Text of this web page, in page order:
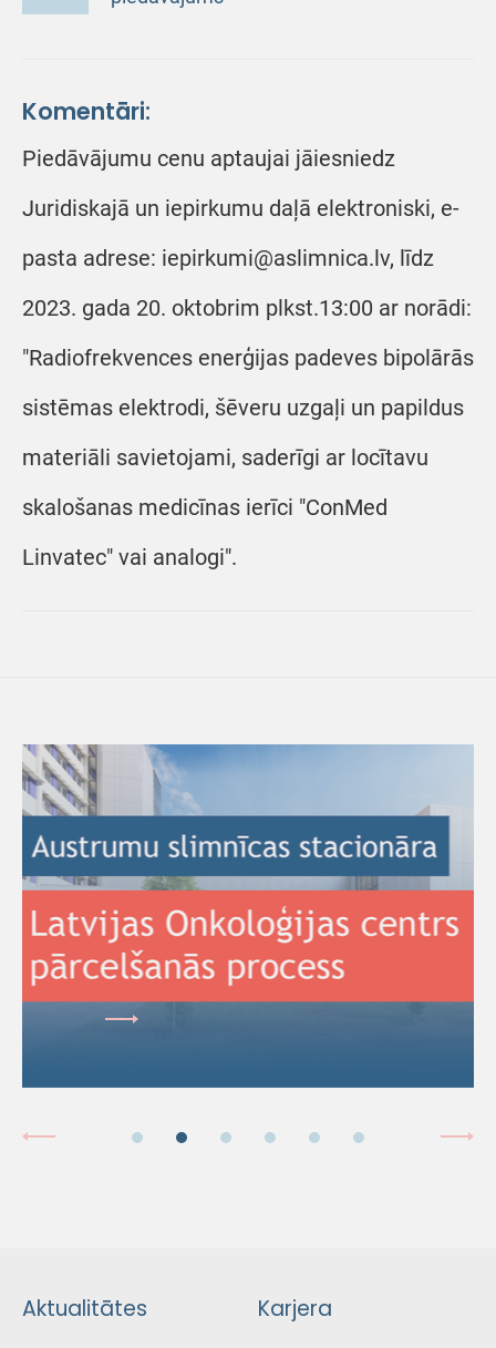
Komentāri:
Piedāvājumu cenu aptaujai jāiesniedz
Juridiskajā un iepirkumu daļā elektroniski, e-
pasta adrese: iepirkumi@aslimnica.lv, līdz
2023. gada 20. oktobrim plkst.13:00 ar norādi:
"Radiofrekvences enerģijas padeves bipolārās
sistēmas elektrodi, šēveru uzgaļi un papildus
materiāli savietojami, saderīgi ar locītavu
skalošanas medicīnas ierīci "ConMed
Linvatec" vai analogi".
Aktualitātes Karjera